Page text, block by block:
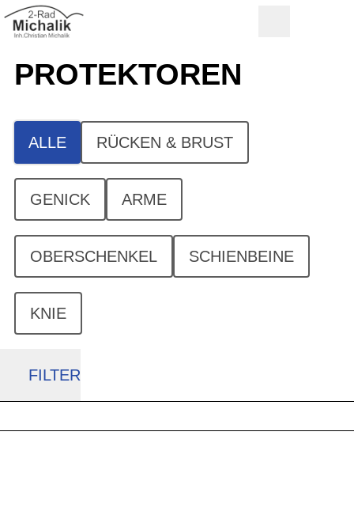
PROTEKTOREN
ALLE RÜCKEN & BRUST
GENICK ARME
OBERSCHENKEL SCHIENBEINE
KNIE
FILTER